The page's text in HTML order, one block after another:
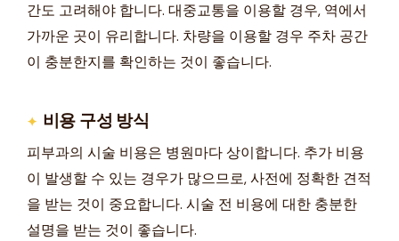
간도 고려해야 합니다. 대중교통을 이용할 경우, 역에서
가까운 곳이 유리합니다. 차량을 이용할 경우 주차 공간
이 충분한지를 확인하는 것이 좋습니다.
비용 구성 방식
피부과의 시술 비용은 병원마다 상이합니다. 추가 비용
이 발생할 수 있는 경우가 많으므로, 사전에 정확한 견적
을 받는 것이 중요합니다. 시술 전 비용에 대한 충분한
설명을 받는 것이 좋습니다.